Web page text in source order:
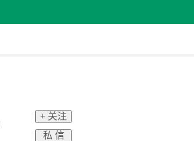
+ 关注
私 信